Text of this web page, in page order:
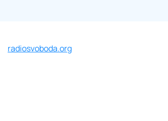
radiosvoboda.org